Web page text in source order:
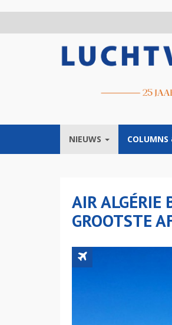
NIEUWS COLUMNS
AIR ALGÉRIE
GROOTSTE